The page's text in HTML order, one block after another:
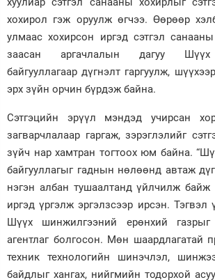
хохирол гэж оруулж өгчээ. Өөрөөр
улмаас хохирсон иргэд сэтгэл
заасан аргачлалын дагуу Шүүх
байгууллагаар дүгнэлт гаргуулж,
эрх зүйн орчин бүрдэж байна.
Сэтгэцийн эрүүл мэндэд учирсан
загварчлалаар гаргаж, зэрэглэлийг
зүйч нар хамтран тогтоох юм байна.
байгууллагыг гаднын нөлөөнд автаж
нэгэн албан тушаалтанд үйлчилж байж
иргэд үргэлж эргэлзсээр ирсэн. Тэгвэл
Шүүх шинжилгээний ерөнхий газрыг
агентлаг болгосон. Мөн шаардлагатай
техник технологийн шинэчлэл,
байдлыг хангах, нийгмийн тодорхой